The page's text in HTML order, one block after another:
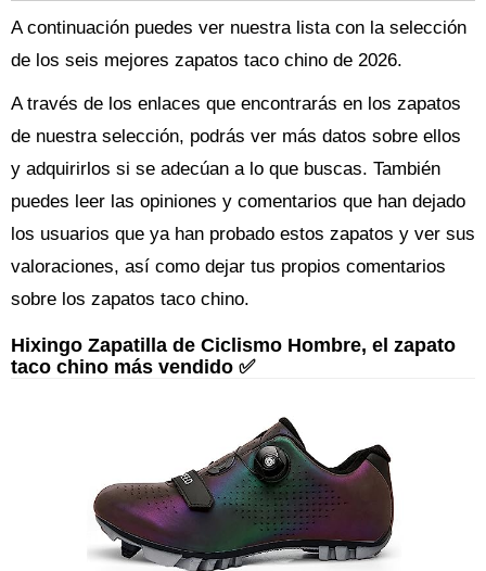
A continuación puedes ver nuestra lista con la selección
de los seis mejores zapatos taco chino de 2026.
A través de los enlaces que encontrarás en los zapatos
de nuestra selección, podrás ver más datos sobre ellos
y adquirirlos si se adecúan a lo que buscas. También
puedes leer las opiniones y comentarios que han dejado
los usuarios que ya han probado estos zapatos y ver sus
valoraciones, así como dejar tus propios comentarios
sobre los zapatos taco chino.
Hixingo Zapatilla de Ciclismo Hombre, el zapato
taco chino más vendido ✅